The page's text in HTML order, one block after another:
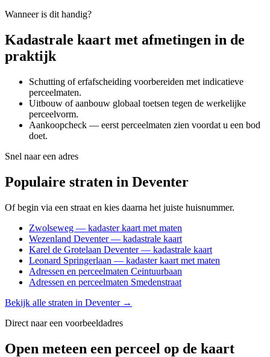
Wanneer is dit handig?
Kadastrale kaart met afmetingen in de
praktijk
Schutting of erfafscheiding voorbereiden met indicatieve
perceelmaten.
Uitbouw of aanbouw globaal toetsen tegen de werkelijke
perceelvorm.
Aankoopcheck — eerst perceelmaten zien voordat u een bod
doet.
Snel naar een adres
Populaire straten in Deventer
Of begin via een straat en kies daarna het juiste huisnummer.
Zwolseweg — kadaster kaart met maten
Wezenland Deventer — kadastrale kaart
Karel de Grotelaan Deventer — kadastrale kaart
Leonard Springerlaan — kadaster kaart met maten
Adressen en perceelmaten Ceintuurbaan
Adressen en perceelmaten Smedenstraat
Bekijk alle straten in Deventer →
Direct naar een voorbeeldadres
Open meteen een perceel op de kaart